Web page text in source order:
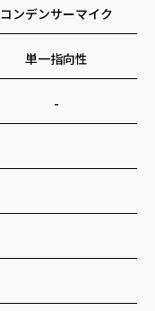
コンデンサーマイク
単一指向性
-